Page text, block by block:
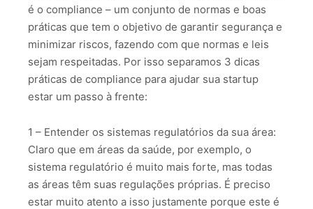
é o compliance – um conjunto de normas e boas
práticas que tem o objetivo de garantir segurança e
minimizar riscos, fazendo com que normas e leis
sejam respeitadas. Por isso separamos 3 dicas
práticas de compliance para ajudar sua startup
estar um passo à frente:
1 – Entender os sistemas regulatórios da sua área:
Claro que em áreas da saúde, por exemplo, o
sistema regulatório é muito mais forte, mas todas
as áreas têm suas regulações próprias. É preciso
estar muito atento a isso justamente porque este é